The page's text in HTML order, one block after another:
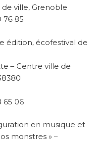
de ville, Grenoble
76 85
édition, écofestival de
– Centre ville de
65 06
en musique et
monstres » –